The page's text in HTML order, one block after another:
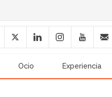
Ocio Experiencia